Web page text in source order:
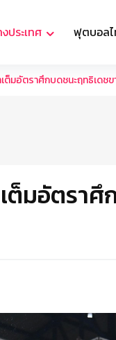
ประเทศ ฟุตบอล
ต็มอัตราศึกบดชนะฤทธิเดช
มอัตราศึ